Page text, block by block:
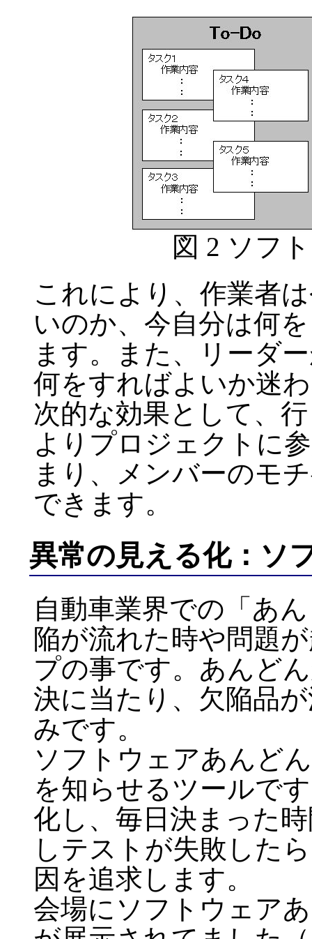
図 2 ソフ
これにより、作業者
いのか、今自分は何
ます。また、リーダ
何をすればよいか迷
次的な効果として、
よりプロジェクトに
まり、メンバーのモ
できます。
異常の見える化：ソ
自動車業界での「あ
陥が流れた時や問題
プの事です。あんど
決に当たり、欠陥品
みです。
ソフトウェアあんど
を知らせるツールで
化し、毎日決まった
しテストが失敗した
因を追求します。
会場にソフトウェア